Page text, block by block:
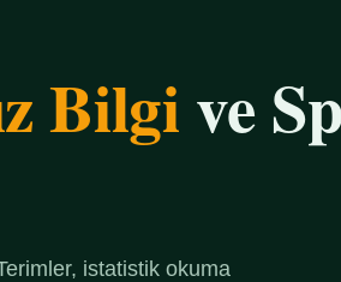
Bilgive
istatistik okuma